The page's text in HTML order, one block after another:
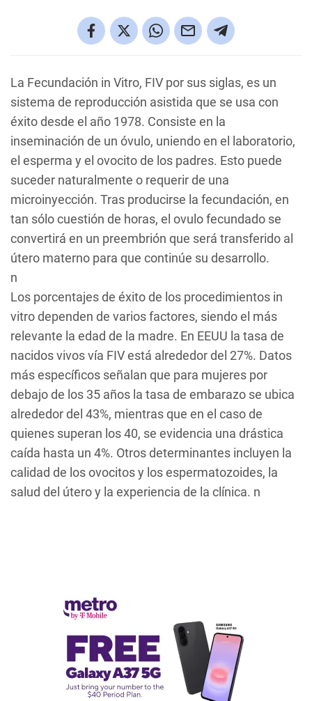
La Fecundación in Vitro, FIV por sus siglas, es un
sistema de reproducción asistida que se usa con
éxito desde el año 1978. Consiste en la
inseminación de un óvulo, uniendo en el laboratorio,
el esperma y el ovocito de los padres. Esto puede
suceder naturalmente o requerir de una
microinyección. Tras producirse la fecundación, en
tan sólo cuestión de horas, el ovulo fecundado se
convertirá en un preembrión que será transferido al
útero materno para que continúe su desarrollo.
n
Los porcentajes de éxito de los procedimientos in
vitro dependen de varios factores, siendo el más
relevante la edad de la madre. En EEUU la tasa de
nacidos vivos vía FIV está alrededor del 27%. Datos
más específicos señalan que para mujeres por
debajo de los 35 años la tasa de embarazo se ubica
alrededor del 43%, mientras que en el caso de
quienes superan los 40, se evidencia una drástica
caída hasta un 4%. Otros determinantes incluyen la
calidad de los ovocitos y los espermatozoides, la
salud del útero y la experiencia de la clínica. n